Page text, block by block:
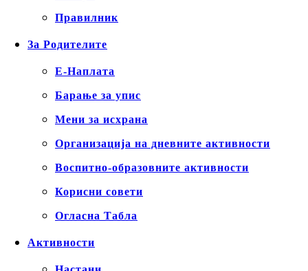
Правилник
За Родителите
Е-Наплата
Барање за упис
Мени за исхрана
Организација на дневните активности
Воспитно-образовните активности
Корисни совети
Огласна Табла
Активности